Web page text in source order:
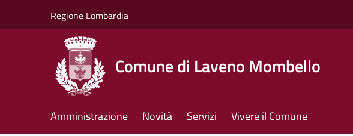
Regione Lombardia
Comune di Laveno Mombello
Amministrazione Novità Servizi Vivere il Comune